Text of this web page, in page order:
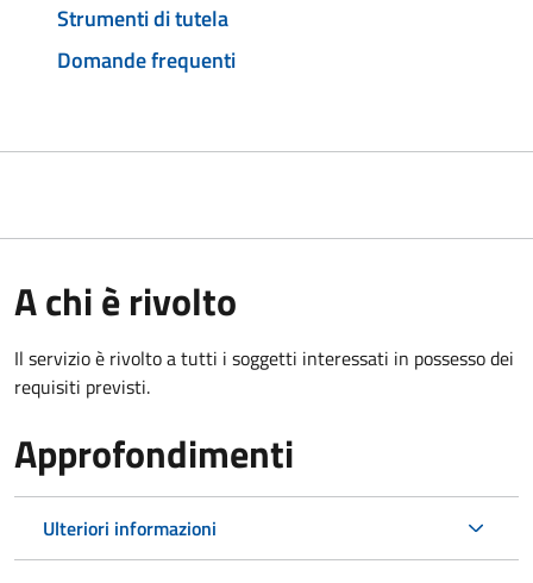
Strumenti di tutela
Domande frequenti
A chi è rivolto
Il servizio è rivolto a tutti i soggetti interessati in possesso dei
requisiti previsti.
Approfondimenti
Ulteriori informazioni